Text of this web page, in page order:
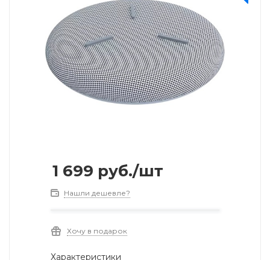
1 699 руб./шт
Нашли дешевле?
Хочу в подарок
Характеристики